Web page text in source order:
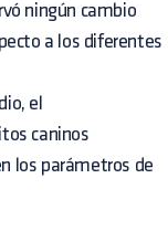
ningún cambio
a los diferentes
el
caninos
los parámetros de